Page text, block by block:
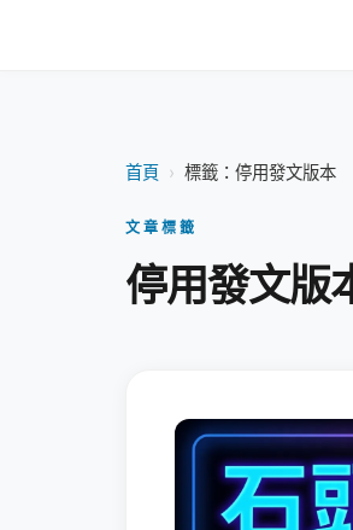
首頁 › 標籤：停用發文版本
文章標籤
停用發文版